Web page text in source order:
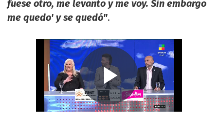
fuese otro, me levanto y me voy. Sin embargo
me quedo' y se quedó".